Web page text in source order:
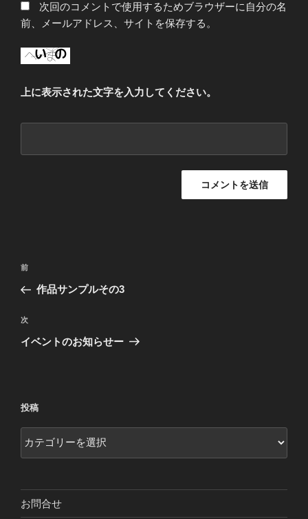
次回のコメントで使用するためブラウザーに自分の名
前、メールアドレス、サイトを保存する。
上に表示された文字を入力してください。
投
ナ
ビ
ゲ
ン
前
の
稿
前
作品サンプルその3
次
の
次
イベントのお知らせー
投稿
稿
お問合せ